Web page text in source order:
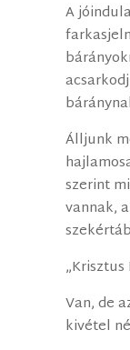
A
Álljunk
szerint
vannak,
Van, de
kivétel